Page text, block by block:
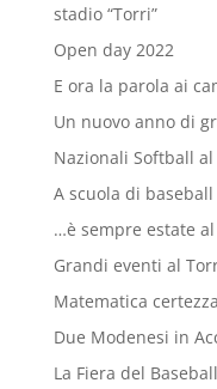
stadio “Torri”
Open day 2022
E ora la parola ai
Un nuovo anno di
Nazionali Softball
A scuola di baseball
…è sempre estate
Grandi eventi al
Matematica certezza
Due Modenesi in
La Fiera del Baseball